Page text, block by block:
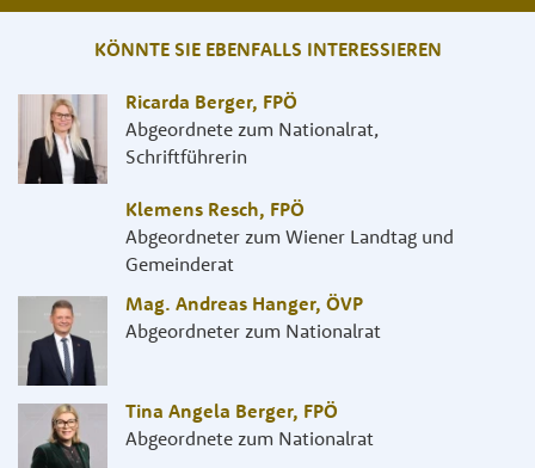
KÖNNTE SIE EBENFALLS INTERESSIEREN
Ricarda Berger, FPÖ
Abgeordnete zum Nationalrat,
Schriftführerin
Klemens Resch, FPÖ
Abgeordneter zum Wiener Landtag und
Gemeinderat
Mag. Andreas Hanger, ÖVP
Abgeordneter zum Nationalrat
Tina Angela Berger, FPÖ
Abgeordnete zum Nationalrat